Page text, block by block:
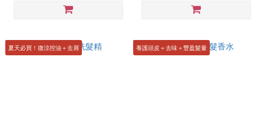
夏天必買！微涼控油＋去屑 養護頭皮＋去味＋豐盈髮量